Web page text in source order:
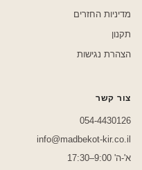
מדיניות החזרים
תקנון
הצהרת נגישות
צור קשר
054-4430126
info@madbekot-kir.co.il
א'-ה' 9:00–17:30